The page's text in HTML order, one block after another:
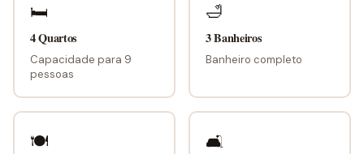
🛏
4 Quartos
Capacidade para 9
pessoas
🛁
3 Banheiros
Banheiro completo
🍽 🛋